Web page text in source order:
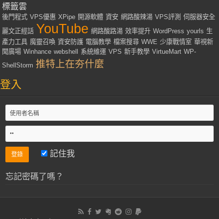
標籤雲
後門程式 VPS優惠 XPipe 開源軟體 資安 網路酸辣湯 VPS評測 伺服器安全
麗文正經話 YouTube 網路酸路湯 效率提升 WordPress yourls 生
產力工具 魔靈召喚 資安防護 電腦教學 檔案搜尋 WWE 少康戰情室 華視新
聞廣場 Winhance webshell 系統維運 VPS 新手教學 VirtueMart WP-
ShellStorm 推特上在夯什麼
登入
記住我
忘記密碼了嗎？